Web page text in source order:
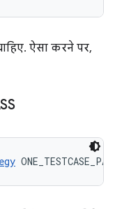
ऐसा करने पर,